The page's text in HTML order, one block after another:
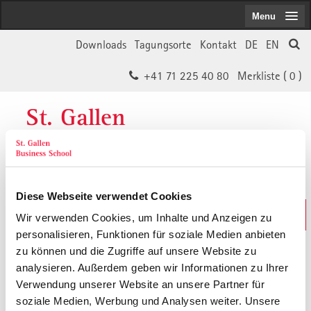
Diese Webseite verwendet Cookies
Wir verwenden Cookies, um Inhalte und Anzeigen zu
personalisieren, Funktionen für soziale Medien anbieten
zu können und die Zugriffe auf unsere Website zu
analysieren. Außerdem geben wir Informationen zu Ihrer
Verwendung unserer Website an unsere Partner für
soziale Medien, Werbung und Analysen weiter. Unsere
EN
DE
Kontakt
Tagungsorte
Downloads
Merkliste ( 0 )
+41 71 225 40 80
St. Gallen
Business School
Weiterbildungs-Suche
In 30 Sekunden das Passende finden
Menu
Der von Ihnen gesuchte Inhalt ist